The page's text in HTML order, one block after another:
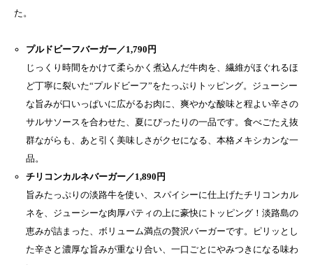
た。
プルドビーフバーガー／1,790円
じっくり時間をかけて柔らかく煮込んだ牛肉を、繊維がほぐれるほ
ど丁寧に裂いた“プルドビーフ”をたっぷりトッピング。ジューシー
な旨みが口いっぱいに広がるお肉に、爽やかな酸味と程よい辛さの
サルサソースを合わせた、夏にぴったりの一品です。食べごたえ抜
群ながらも、あと引く美味しさがクセになる、本格メキシカンな一
品。
チリコンカルネバーガー／1,890円
旨みたっぷりの淡路牛を使い、スパイシーに仕上げたチリコンカル
ネを、ジューシーな肉厚パティの上に豪快にトッピング！淡路島の
恵みが詰まった、ボリューム満点の贅沢バーガーです。ピリッとし
た辛さと濃厚な旨みが重なり合い、一口ごとにやみつきになる味わ